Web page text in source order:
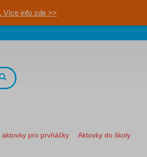
Více info zde >>
pro prvňáčky
Aktovky do školy